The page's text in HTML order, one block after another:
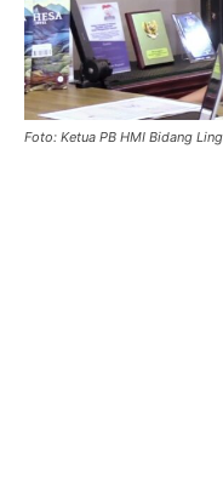
Foto: Ketua PB HMI Bidang